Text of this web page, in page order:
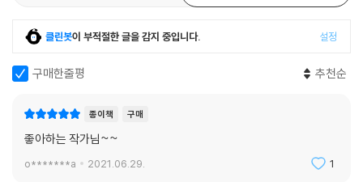
클린봇이 부적절한 글을 감지 중입니다. 설정
구매한줄평 추천순
종이책 구매
좋아하는 작가님~~
o*******a 2021.06.29. 1